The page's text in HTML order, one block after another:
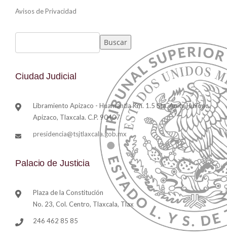
Avisos de Privacidad
Buscar
Ciudad Judicial
Libramiento Apizaco - Huamantla Km. 1.5 Sta. Anita Huiloac,
Apizaco, Tlaxcala. C.P. 90407
presidencia@tsjtlaxcala.gob.mx
Palacio de Justicia
Plaza de la Constitución
No. 23, Col. Centro, Tlaxcala, Tlax
246 462 85 85